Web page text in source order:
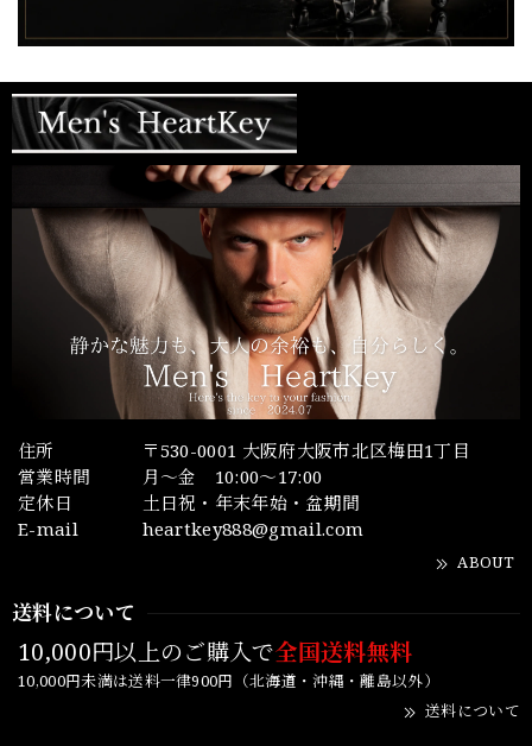
住所
〒530-0001 大阪府大阪市北区梅田1丁目
営業時間
月～金 10:00～17:00
定休日
土日祝・年末年始・盆期間
E-mail
heartkey888@gmail.com
ABOUT
送料について
10,000円以上のご購入で全国送料無料
10,000円未満は送料一律900円（北海道・沖縄・離島以外）
送料について